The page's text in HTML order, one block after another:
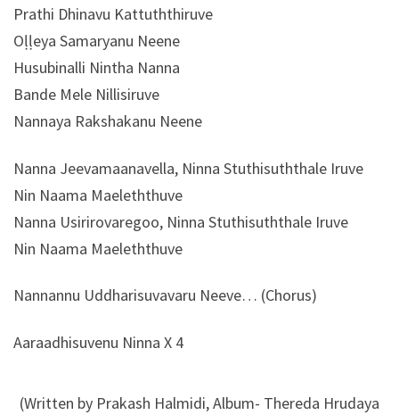
Prathi Dhinavu Kattuththiruve
Oḷḷeya Samaryanu Neene
Husubinalli Nintha Nanna
Bande Mele Nillisiruve
Nannaya Rakshakanu Neene
Nanna Jeevamaanavella, Ninna Stuthisuththale Iruve
Nin Naama Maeleththuve
Nanna Usirirovaregoo, Ninna Stuthisuththale Iruve
Nin Naama Maeleththuve
Nannannu Uddharisuvavaru Neeve… (Chorus)
Aaraadhisuvenu Ninna X 4
(Written by Prakash Halmidi, Album- Thereda Hrudaya